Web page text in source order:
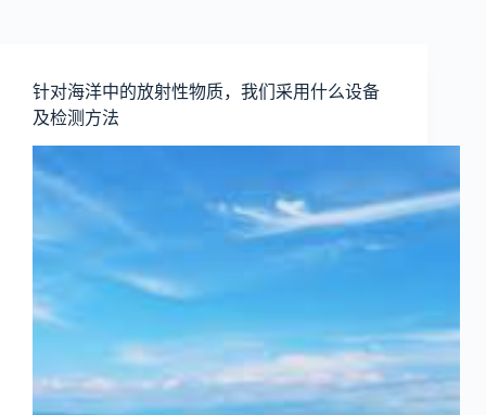
针对海洋中的放射性物质，我们采用什么设备
及检测方法